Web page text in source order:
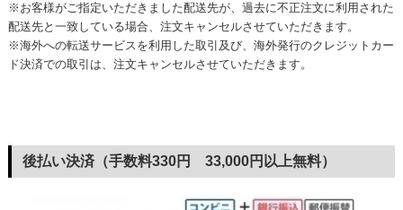
※お客様がご指定いただきました配送先が、過去に不正注文に利用された
配送先と一致している場合、注文キャンセルさせていただきます。
※海外への転送サービスを利用した取引及び、海外発行のクレジットカー
ド決済での取引は、注文キャンセルさせていただきます。
後払い決済（手数料330円 33,000円以上無料）